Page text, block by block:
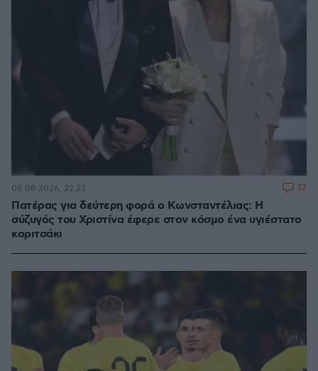
Πατέρας για δεύτερη φορά ο Κωνσταντέλιας: Η
σύζυγός του Χριστίνα έφερε στον κόσμο ένα υγιέστατο
κοριτσάκι
08.08.2026, 22:23 32